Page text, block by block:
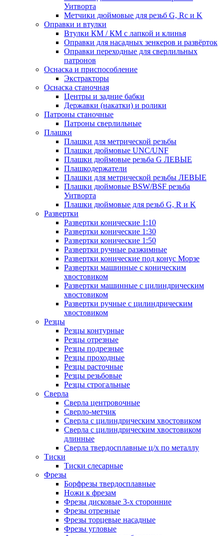
Уитворта
Метчики дюймовые для резьб G, Rc и K
Оправки и втулки
Втулки КМ / КМ с лапкой и клинья
Оправки для насадных зенкеров и развёрток
Оправки переходные для сверлильных
патронов
Оснаска и приспособление
Экстракторы
Оснаска станочная
Центры и задние бабки
Державки (накатки) и ролики
Патроны станочные
Патроны сверлильные
Плашки
Плашки для метрической резьбы
Плашки дюймовые UNC/UNF
Плашки дюймовые резьба G ЛЕВЫЕ
Плашкодержатели
Плашки для метрической резьбы ЛЕВЫЕ
Плашки дюймовые BSW/BSF резьба
Уитворта
Плашки дюймовые для резьб G, R и K
Развертки
Развертки конические 1:10
Развертки конические 1:30
Развертки конические 1:50
Развертки ручные разжимные
Развертки конические под конус Морзе
Развертки машинные с коническим
хвостовиком
Развертки машинные с цилиндрическим
хвостовиком
Развертки ручные с цилиндрическим
хвостовиком
Резцы
Резцы контурные
Резцы отрезные
Резцы подрезные
Резцы проходные
Резцы расточные
Резцы резьбовые
Резцы строгальные
Сверла
Сверла центровочные
Сверло-метчик
Сверла с цилиндрическим хвостовиком
Сверла с цилиндрическим хвостовиком
длинные
Сверла твердосплавные ц/х по металлу
Тиски
Тиски слесарные
Фрезы
Борфрезы твердосплавные
Ножи к фрезам
Фрезы дисковые 3-х сторонние
Фрезы отрезные
Фрезы торцевые насадные
Фрезы угловые